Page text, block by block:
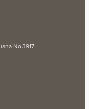
No.3917